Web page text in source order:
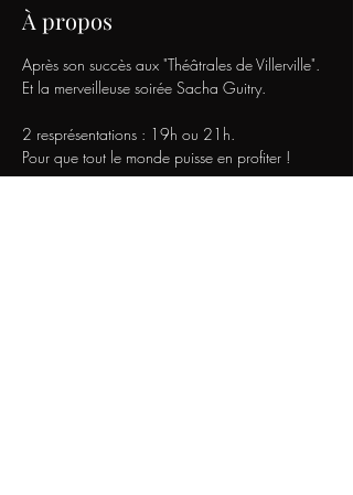
À propos
Après son succès aux "Théâtrales de Villerville".
Et la merveilleuse soirée Sacha Guitry.
2 resprésentations : 19h ou 21h.
Pour que tout le monde puisse en profiter !